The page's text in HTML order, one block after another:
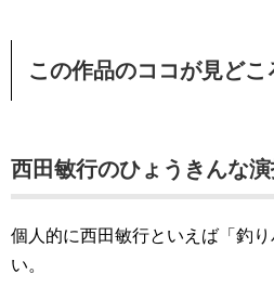
この作品のココが見どこ
西田敏行のひょうきんな
個人的に西田敏行といえば「釣
い。